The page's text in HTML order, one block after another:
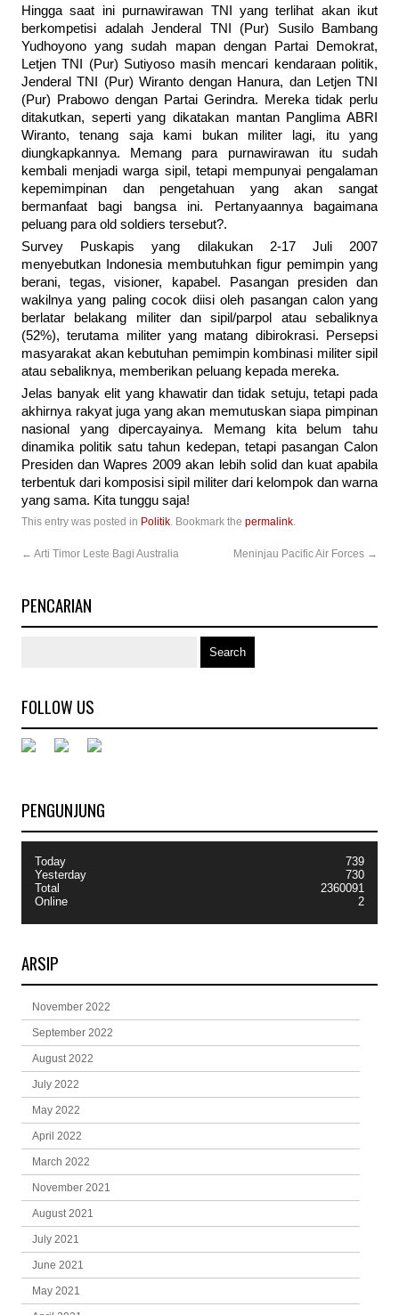
Hingga saat ini purnawirawan TNI yang terlihat akan ikut
berkompetisi adalah Jenderal TNI (Pur) Susilo Bambang
Yudhoyono yang sudah mapan dengan Partai Demokrat,
Letjen TNI (Pur) Sutiyoso masih mencari kendaraan politik,
Jenderal TNI (Pur) Wiranto dengan Hanura, dan Letjen TNI
(Pur) Prabowo dengan Partai Gerindra. Mereka tidak perlu
ditakutkan, seperti yang dikatakan mantan Panglima ABRI
Wiranto, tenang saja kami bukan militer lagi, itu yang
diungkapkannya. Memang para purnawirawan itu sudah
kembali menjadi warga sipil, tetapi mempunyai pengalaman
kepemimpinan dan pengetahuan yang akan sangat
bermanfaat bagi bangsa ini. Pertanyaannya bagaimana
peluang para old soldiers tersebut?.
Survey Puskapis yang dilakukan 2-17 Juli 2007
menyebutkan Indonesia membutuhkan figur pemimpin yang
berani, tegas, visioner, kapabel. Pasangan presiden dan
wakilnya yang paling cocok diisi oleh pasangan calon yang
berlatar belakang militer dan sipil/parpol atau sebaliknya
(52%), terutama militer yang matang dibirokrasi. Persepsi
masyarakat akan kebutuhan pemimpin kombinasi militer sipil
atau sebaliknya, memberikan peluang kepada mereka.
Jelas banyak elit yang khawatir dan tidak setuju, tetapi pada
akhirnya rakyat juga yang akan memutuskan siapa pimpinan
nasional yang dipercayainya. Memang kita belum tahu
dinamika politik satu tahun kedepan, tetapi pasangan Calon
Presiden dan Wapres 2009 akan lebih solid dan kuat apabila
terbentuk dari komposisi sipil militer dari kelompok dan warna
yang sama. Kita tunggu saja!
This entry was posted in Politik. Bookmark the permalink.
← Arti Timor Leste Bagi Australia Meninjau Pacific Air Forces →
PENCARIAN
FOLLOW US
PENGUNJUNG
Today
Yesterday
Total
Online
739
730
2360091
2
ARSIP
November 2022
September 2022
August 2022
July 2022
May 2022
April 2022
March 2022
November 2021
August 2021
July 2021
June 2021
May 2021